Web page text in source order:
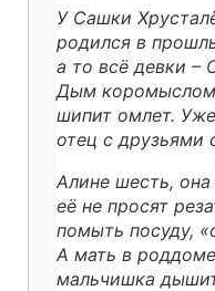
У Сашки
родился в
а то всё девки –
Дым
шипит омлет.
отец с друзьями
Алине шесть,
её не просят
помыть посуду,
А мать в
мальчишка